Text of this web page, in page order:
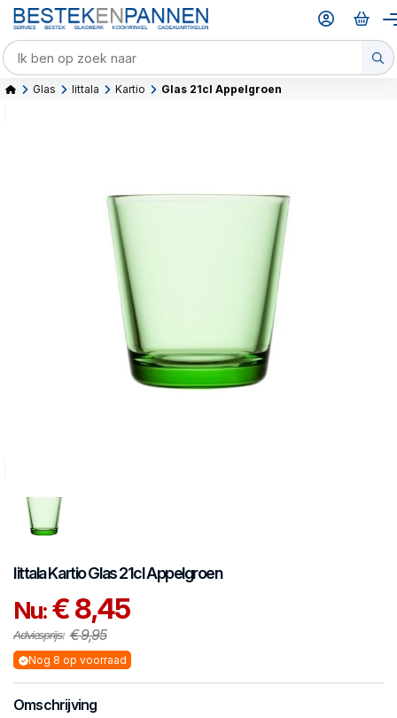
Glas Iittala Kartio Glas 21cl Appelgroen
IittalaKartioGlas 21cl Appelgroen
Nu:€ 8,45
Adviesprijs: € 9,95
Nog 8 op voorraad
Omschrijving